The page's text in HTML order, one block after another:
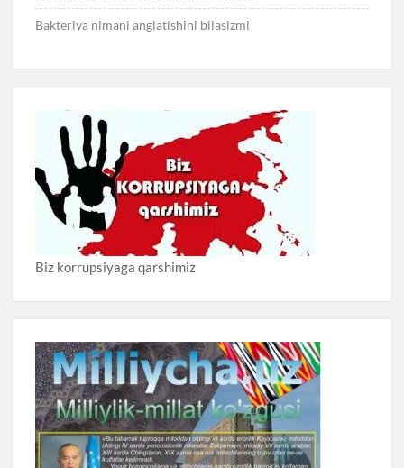
Bakteriya nimani anglatishini bilasizmi
Biz korrupsiyaga qarshimiz